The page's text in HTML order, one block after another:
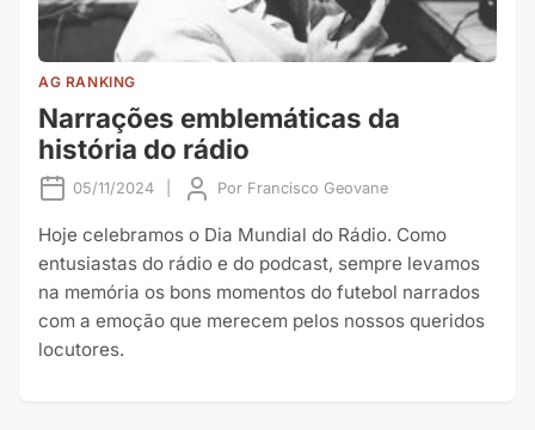
AG RANKING
Narrações emblemáticas da
história do rádio
05/11/2024 Por Francisco Geovane
Hoje celebramos o Dia Mundial do Rádio. Como
entusiastas do rádio e do podcast, sempre levamos
na memória os bons momentos do futebol narrados
com a emoção que merecem pelos nossos queridos
locutores.